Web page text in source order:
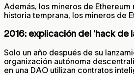
Además, los mineros de
historia temprana, los mineros de
2016: explicación del ‘hack de
Solo un año después de su
organización autónoma
en una DAO utilizan contratos